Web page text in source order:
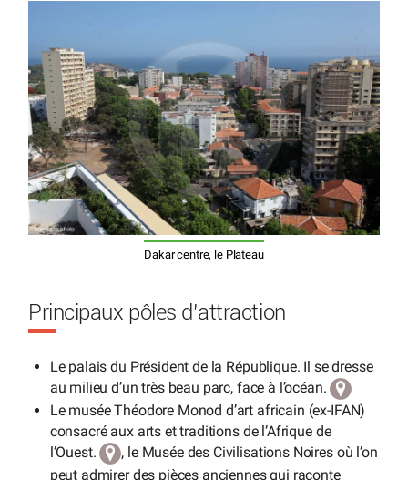
Dakar centre, le Plateau
Principaux pôles d’attraction
Le palais du Président de la République. Il se dresse
au milieu d’un très beau parc, face à l’océan.
Le musée Théodore Monod d’art africain (ex-IFAN)
consacré aux arts et traditions de l’Afrique de
l’Ouest.
, le Musée des Civilisations Noires où l’on
peut admirer des pièces anciennes qui raconte